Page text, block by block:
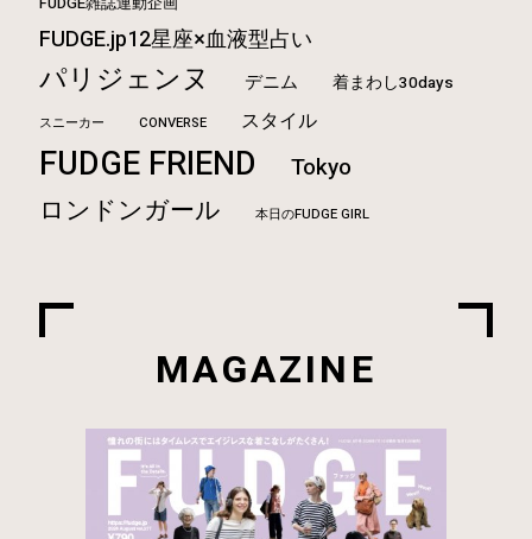
FUDGE.jp12星座×血液型占い
パリジェンヌ デニム 着まわし30days
スニーカー CONVERSE スタイル
FUDGE FRIEND Tokyo
ロンドンガール 本日のFUDGE GIRL
MAGAZINE